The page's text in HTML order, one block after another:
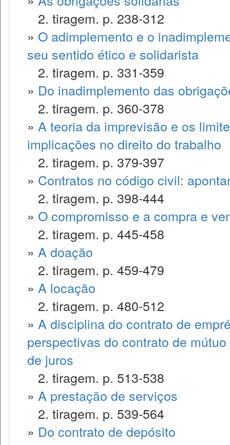
2. tiragem. p. 238-312
» O adimplemento e o
seu sentido ético e solidarista
2. tiragem. p. 331-359
» Do inadimplemento das
2. tiragem. p. 360-378
» A teoria da imprevisão e os
implicações no direito do trabalho
2. tiragem. p. 379-397
» Contratos no código civil:
2. tiragem. p. 398-444
» O compromisso e a compra e
2. tiragem. p. 445-458
» A doação
2. tiragem. p. 459-479
» A locação
2. tiragem. p. 480-512
» A disciplina do contrato de
perspectivas do contrato de
de juros
2. tiragem. p. 513-538
» A prestação de serviços
2. tiragem. p. 539-564
» Do contrato de depósito